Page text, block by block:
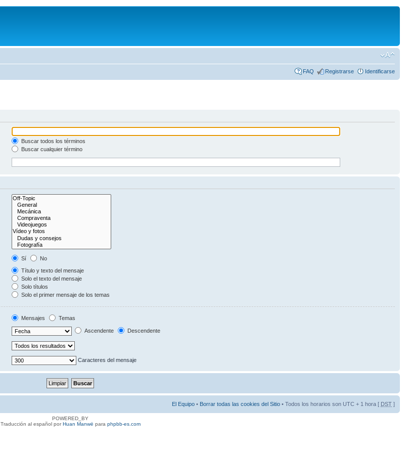
FAQ Registrarse Identificarse
Buscar todos los términos
Buscar cualquier término
Sí
No
Título y texto del mensaje
Solo el texto del mensaje
Solo títulos
Solo el primer mensaje de los temas
Mensajes
Temas
Ascendente Descendente
Caracteres del mensaje
El Equipo • Borrar todas las cookies del Sitio • Todos los horarios son UTC + 1 hora [ DST ]
POWERED_BY
Traducción al español porHuan Manwë para phpbb-es.com